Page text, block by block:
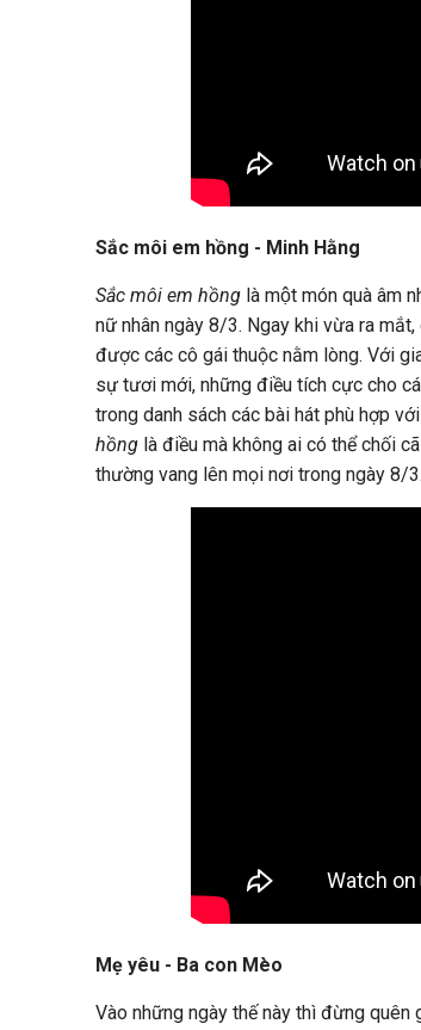
Sắc môi em hồng - Minh Hằng
Sắc môi em hồng là một món quà âm
nữ nhân ngày 8/3. Ngay khi vừa ra
được các cô gái thuộc nằm lòng. Với
sự tươi mới, những điều tích cực cho
trong danh sách các bài hát phù hợp
hồng là điều mà không ai có thể chối
thường vang lên mọi nơi trong ngày 8/3.
Mẹ yêu - Ba con Mèo
Vào những ngày thế này thì đừng